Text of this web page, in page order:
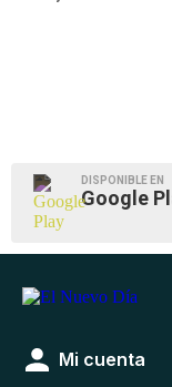
DISPONIBLE EN
Google
Mi cuenta